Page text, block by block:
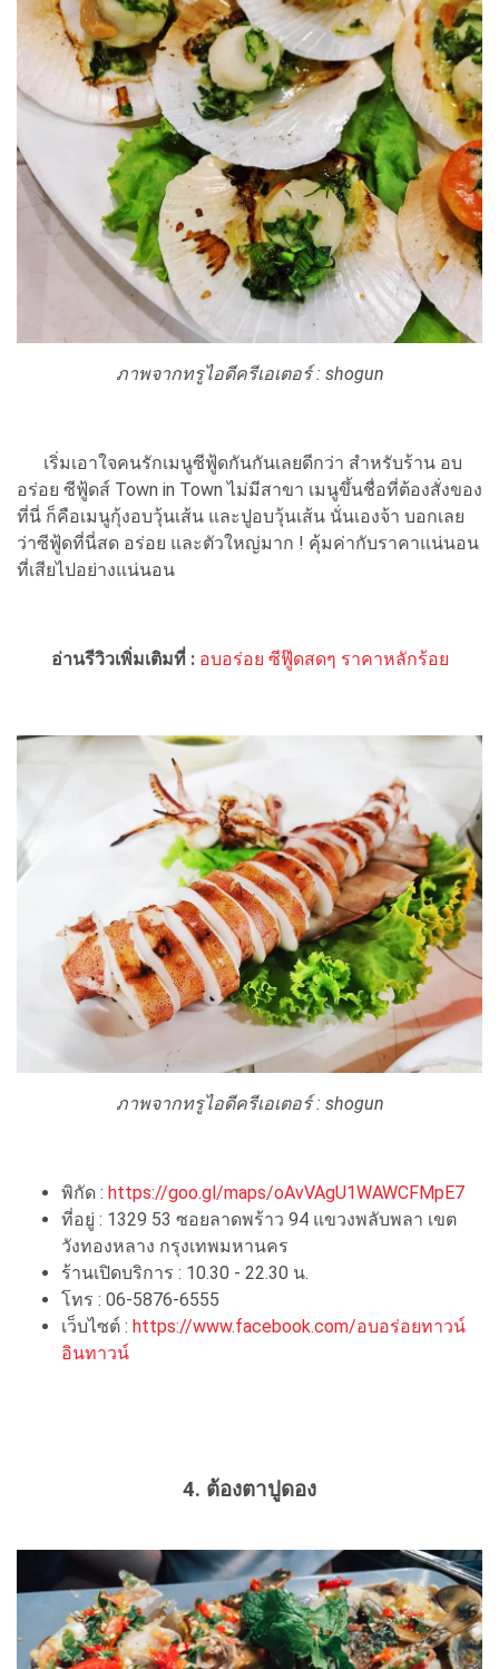
ภาพจากทรูไอดีครีเอเตอร์ : shogun
เริ่มเอาใจคนรักเมนูซีฟู้ดกันกันเลยดีกว่า สำหรับร้าน อบ
อร่อย ซีฟู้ดส์ Town in Town ไม่มีสาขา เมนูขึ้นชื่อที่ต้องสั่งของ
ที่นี่ ก็คือเมนูกุ้งอบวุ้นเส้น และปูอบวุ้นเส้น นั่นเองจ้า บอกเลย
ว่าซีฟู้ดที่นี่สด อร่อย และตัวใหญ่มาก ! คุ้มค่ากับราคาแน่นอน
ที่เสียไปอย่างแน่นอน
อ่านรีวิวเพิ่มเติมที่ : อบอร่อย ซีฟู๊ดสดๆ ราคาหลักร้อย
ภาพจากทรูไอดีครีเอเตอร์ : shogun
พิกัด : https://goo.gl/maps/oAvVAgU1WAWCFMpE7
ที่อยู่ : 1329 53 ซอยลาดพร้าว 94 แขวงพลับพลา เขต
วังทองหลาง กรุงเทพมหานคร
ร้านเปิดบริการ : 10.30 - 22.30 น.
โทร : 06-5876-6555
เว็บไซต์ : https://www.facebook.com/อบอร่อยทาวน์
อินทาวน์
4. ต้องตาปูดอง